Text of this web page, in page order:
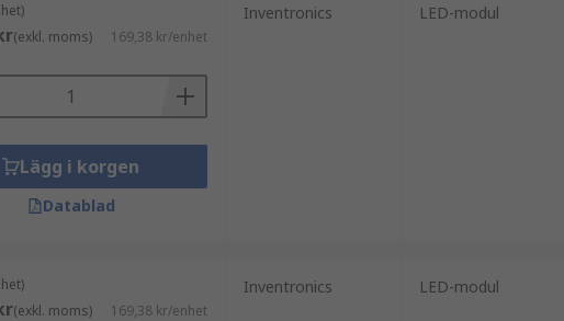
(exkl. moms) 169,38 kr/enhet
Lägg i korgen
Datablad
Inventronics LED-modul
(exkl. moms) 169,38 kr/enhet
Inventronics LED-modul